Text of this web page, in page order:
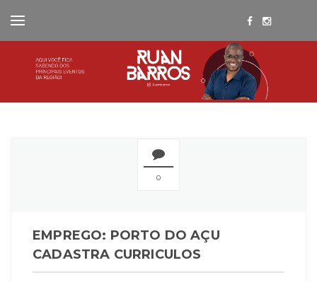
0
EMPREGO: PORTO DO AÇU
CADASTRA CURRICULOS